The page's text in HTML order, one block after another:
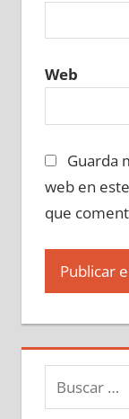
Web
Guarda
web en
que